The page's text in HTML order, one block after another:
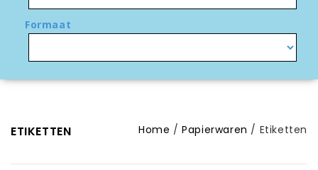
Formaat
ETIKETTEN Home Papierwaren Etiketten